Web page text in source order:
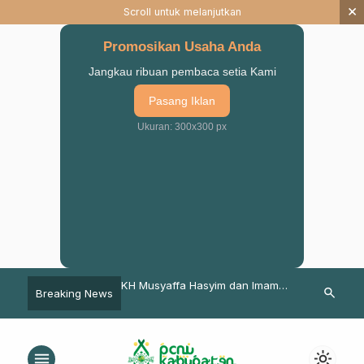
Scroll untuk melanjutkan ×
Promosikan Usaha Anda
Jangkau ribuan pembaca setia Kami
Pasang Iklan
Ukuran: 300x300 px
Breaking News
KH Musyaffa Hasyim dan Imam
Subagyo Terpilih Pimpin MWCNU
Kraton Periode 2024-2029
PCNU Pasuruan Gelar
search
menu light_mode